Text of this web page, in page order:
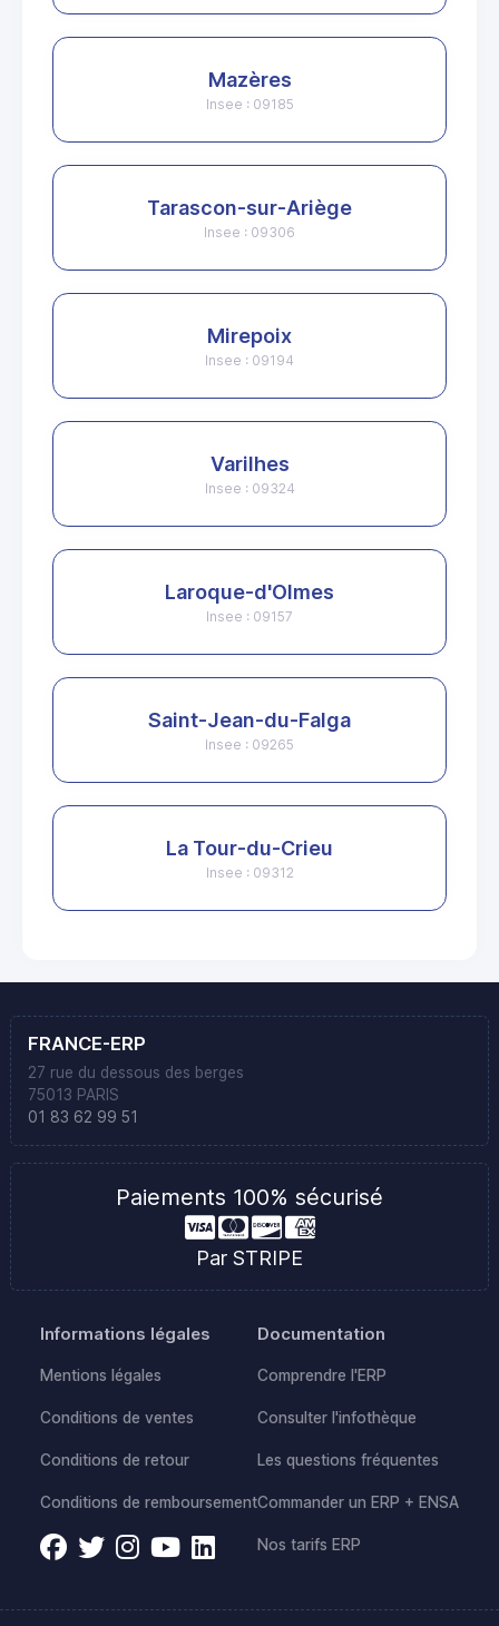
Mazères
Insee : 09185
Tarascon-sur-Ariège
Insee : 09306
Mirepoix
Insee : 09194
Varilhes
Insee : 09324
Laroque-d'Olmes
Insee : 09157
Saint-Jean-du-Falga
Insee : 09265
La Tour-du-Crieu
Insee : 09312
FRANCE-ERP
27 rue du dessous des berges
75013 PARIS
01 83 62 99 51
Paiements 100% sécurisé
Par STRIPE
Informations légales
Mentions légales
Conditions de ventes
Conditions de retour
Conditions de remboursement
Documentation
Comprendre l'ERP
Consulter l'infothèque
Les questions fréquentes
Commander un ERP + ENSA
Nos tarifs ERP